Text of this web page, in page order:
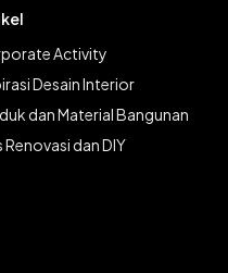
Activity
Desain Interior
dan Material Bangunan
Renovasi dan DIY